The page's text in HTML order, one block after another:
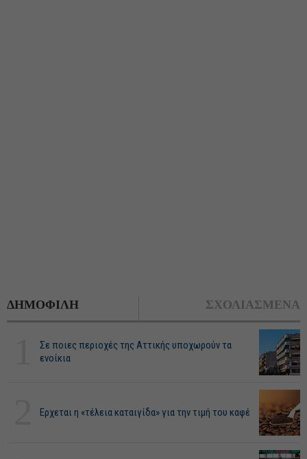
ΔΗΜΟΦΙΛΗ ΣΧΟΛΙΑΣΜΕΝΑ
Σε ποιες περιοχές της Αττικής υποχωρούν τα
ενοίκια
Ερχεται η «τέλεια καταιγίδα» για την τιμή του καφέ